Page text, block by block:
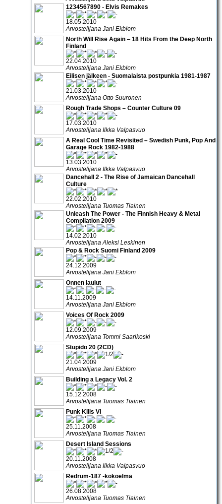
1234567890 - Elvis Remakes
18.05.2010
Arvostelijana Jani Ekblom
North Will Rise Again ‒ 18 Hits From the Deep North
Finland
22.04.2010
Arvostelijana Jani Ekblom
Eilisen jälkeen - Suomalaista postpunkia 1981-1987
21.03.2010
Arvostelijana Otto Suuronen
Rough Trade Shops – Counter Culture 09
17.03.2010
Arvostelijana Ilkka Valpasvuo
A Real Cool Time Revisited – Swedish Punk, Pop And
Garage Rock 1982-1988
13.03.2010
Arvostelijana Ilkka Valpasvuo
Dancehall 2 - The Rise of Jamaican Dancehall
Culture
22.02.2010
Arvostelijana Tuomas Tiainen
Unleash The Power - The Finnish Heavy & Metal
Compilation 2009
14.02.2010
Arvostelijana Aleksi Leskinen
Pop & Rock Suomi Finland 2009
24.12.2009
Arvostelijana Jani Ekblom
Onnen laulut
14.11.2009
Arvostelijana Jani Ekblom
Voices Of Rock 2009
12.09.2009
Arvostelijana Tommi Saarikoski
Stupido 20 (2CD)
21.04.2009
Arvostelijana Jani Ekblom
Building a Legacy Vol. 2
15.12.2008
Arvostelijana Tuomas Tiainen
Punk Kills VI
25.11.2008
Arvostelijana Tuomas Tiainen
Desert Island Sessions
20.11.2008
Arvostelijana Ilkka Valpasvuo
Redrum-187 -kokoelma
26.08.2008
Arvostelijana Tuomas Tiainen